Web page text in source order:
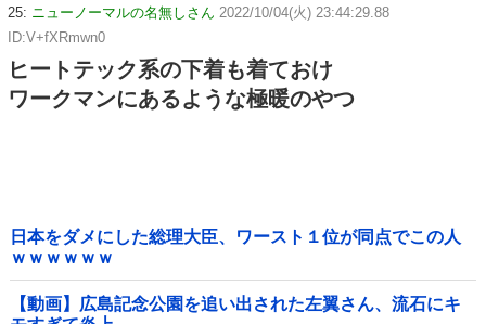
25: ニューノーマルの名無しさん 2022/10/04(火) 23:44:29.88
ID:V+fXRmwn0
ヒートテック系の下着も着ておけ
ワークマンにあるような極暖のやつ
日本をダメにした総理大臣、ワースト１位が同点でこの人
ｗｗｗｗｗｗ
【動画】広島記念公園を追い出された左翼さん、流石にキ